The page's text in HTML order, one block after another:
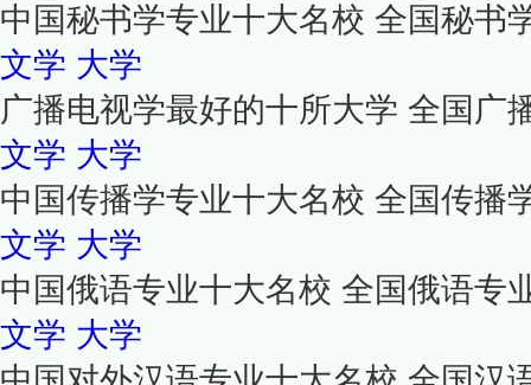
中国秘书学专业十大名校 全国秘书
文学 大学
广播电视学最好的十所大学 全国广
文学 大学
中国传播学专业十大名校 全国传播
文学 大学
中国俄语专业十大名校 全国俄语专
文学 大学